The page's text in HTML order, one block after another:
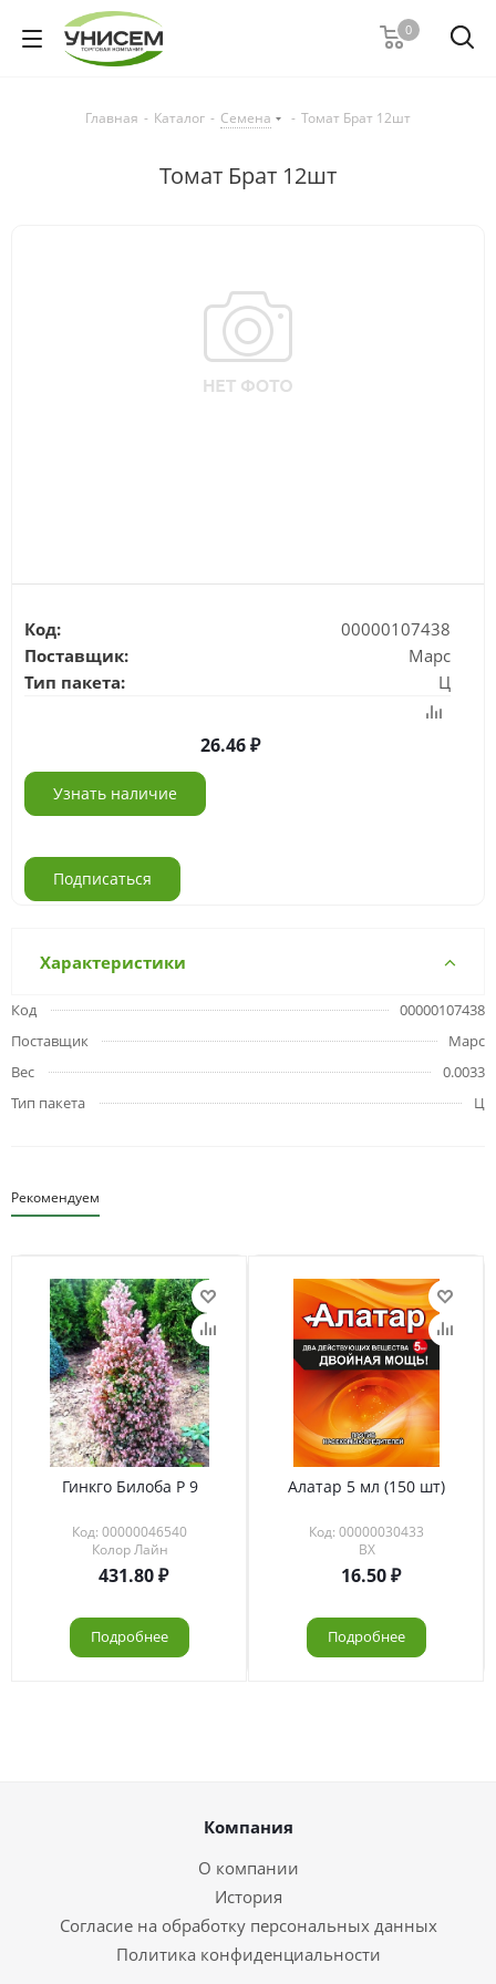
0
Главная - Каталог - Семена - Томат Брат 12шт
Томат Брат 12шт
Код:
00000107438
Поставщик:
Марс
Тип пакета:
Ц
26.46
Узнать наличие
Подписаться
Характеристики
Код
00000107438
Поставщик
Марс
Вес
0.0033
Тип пакета
Ц
Рекомендуем
Гинкго Билоба Р 9
Код: 00000046540
Колор Лайн
431.80
Подробнее
Алатар 5 мл (150 шт)
Код: 00000030433
ВХ
16.50
Подробнее
Компания
О компании
История
Согласие на обработку персональных данных
Политика конфиденциальности